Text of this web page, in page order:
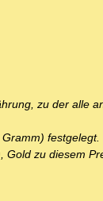
zu der alle
festgelegt.
Gold zu diesem